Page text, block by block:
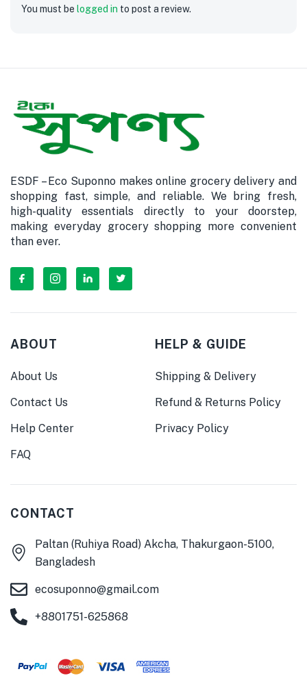
You must be logged in to post a review.
ESDF – Eco Suponno makes online grocery delivery and
shopping fast, simple, and reliable. We bring fresh,
high-quality essentials directly to your doorstep,
making everyday grocery shopping more convenient
than ever.
ABOUT
About Us
Contact Us
Help Center
FAQ
HELP & GUIDE
Shipping & Delivery
Refund & Returns Policy
Privacy Policy
CONTACT
Paltan (Ruhiya Road) Akcha, Thakurgaon-5100,
Bangladesh
ecosuponno@gmail.com
+8801751-625868